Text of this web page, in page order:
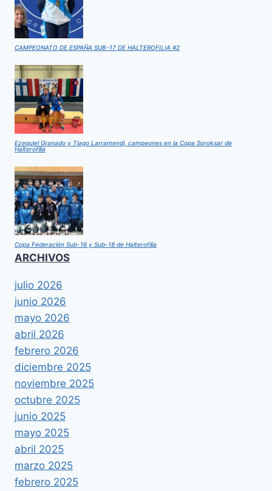
CAMPEONATO DE ESPAÑA SUB-17 DE HALTEROFILIA #2
Ezequiel Granado y Tiago Larramendi, campeones en la Copa Soroksar de
Halterofilia
Copa Federación Sub-16 y Sub-18 de Halterofilia
ARCHIVOS
julio 2026
junio 2026
mayo 2026
abril 2026
febrero 2026
diciembre 2025
noviembre 2025
octubre 2025
junio 2025
mayo 2025
abril 2025
marzo 2025
febrero 2025